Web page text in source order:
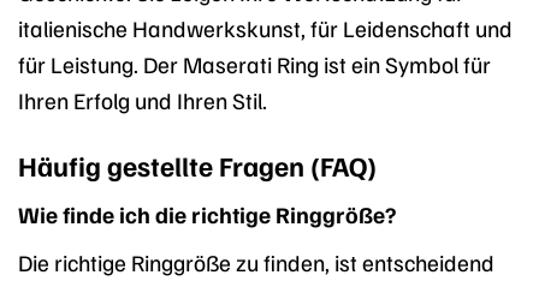
italienische Handwerkskunst, für Leidenschaft und
für Leistung. Der Maserati Ring ist ein Symbol für
Ihren Erfolg und Ihren Stil.
Häufig gestellte Fragen (FAQ)
Wie finde ich die richtige Ringgröße?
Die richtige Ringgröße zu finden, ist entscheidend